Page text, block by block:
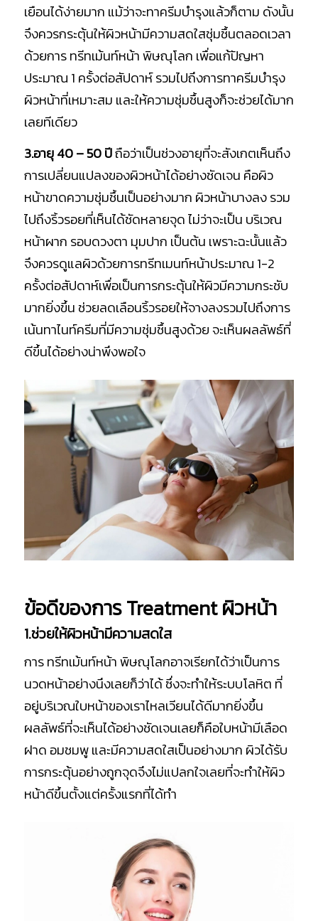
เยือนได้ง่ายมาก แม้ว่าจะทาครีมบำรุงแล้วก็ตาม ดังนั้น
จึงควรกระตุ้นให้ผิวหน้ามีความสดใสชุ่มชื้นตลอดเวลา
ด้วยการ ทรีทเม้นท์หน้า พิษณุโลก เพื่อแก้ปัญหา
ประมาณ 1 ครั้งต่อสัปดาห์ รวมไปถึงการทาครีมบำรุง
ผิวหน้าที่เหมาะสม และให้ความชุ่มชื้นสูงก็จะช่วยได้มาก
เลยทีเดียว
3.อายุ 40 – 50 ปีถือว่าเป็นช่วงอายุที่จะสังเกตเห็นถึง
การเปลี่ยนแปลงของผิวหน้าได้อย่างชัดเจน คือผิว
หน้าขาดความชุ่มชื้นเป็นอย่างมาก ผิวหน้าบางลง รวม
ไปถึงริ้วรอยที่เห็นได้ชัดหลายจุด ไม่ว่าจะเป็น บริเวณ
หน้าผาก รอบดวงตา มุมปาก เป็นต้น เพราะฉะนั้นแล้ว
จึงควรดูแลผิวด้วยการทรีทเมนท์หน้าประมาณ 1-2
ครั้งต่อสัปดาห์เพื่อเป็นการกระตุ้นให้ผิวมีความกระชับ
มากยิ่งขึ้น ช่วยลดเลือนริ้วรอยให้จางลงรวมไปถึงการ
เน้นทาไนท์ครีมที่มีความชุ่มชื้นสูงด้วย จะเห็นผลลัพธ์ที่
ดีขึ้นได้อย่างน่าพึงพอใจ
ข้อดีของการ Treatment ผิวหน้า
1.ช่วยให้ผิวหน้ามีความสดใส
การ ทรีทเม้นท์หน้า พิษณุโลกอาจเรียกได้ว่าเป็นการ
นวดหน้าอย่างนึงเลยก็ว่าได้ ซึ่งจะทำให้ระบบโลหิต ที่
อยู่บริเวณใบหน้าของเราไหลเวียนได้ดีมากยิ่งขึ้น
ผลลัพธ์ที่จะเห็นได้อย่างชัดเจนเลยก็คือใบหน้ามีเลือด
ฝาด อมชมพู และมีความสดใสเป็นอย่างมาก ผิวได้รับ
การกระตุ้นอย่างถูกจุดจึงไม่แปลกใจเลยที่จะทำให้ผิว
หน้าดีขึ้นตั้งแต่ครั้งแรกที่ได้ทำ